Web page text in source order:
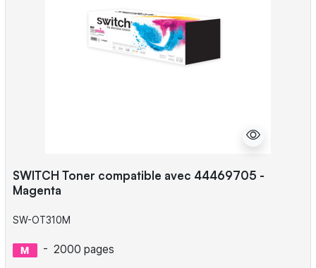
SWITCH Toner compatible avec 44469705 -
Magenta
SW-OT310M
- 2000 pages